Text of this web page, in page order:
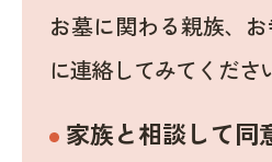
お墓に関わる親族、
に連絡してみてくださ
家族と相談して同